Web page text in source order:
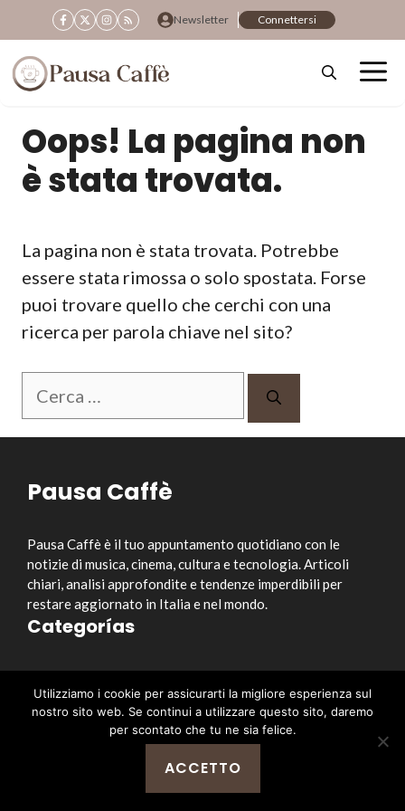
al
contenuto
Newsletter Connettersi
Oops! La pagina non
è stata trovata.
La pagina non è stata trovata. Potrebbe
essere stata rimossa o solo spostata. Forse
puoi trovare quello che cerchi con una
ricerca per parola chiave nel sito?
Ricerca
Pausa Caffè
Pausa Caffè è il tuo appuntamento quotidiano con le
notizie di musica, cinema, cultura e tecnologia. Articoli
chiari, analisi approfondite e tendenze imperdibili per
restare aggiornato in Italia e nel mondo.
Categorías
Musica
Cinema e Serie TV
Style&Culture
Enlaces útiles
Utilizziamo i cookie per assicurarti la migliore esperienza sul
nostro sito web. Se continui a utilizzare questo sito, daremo
per scontato che tu ne sia felice.
ACCETTO